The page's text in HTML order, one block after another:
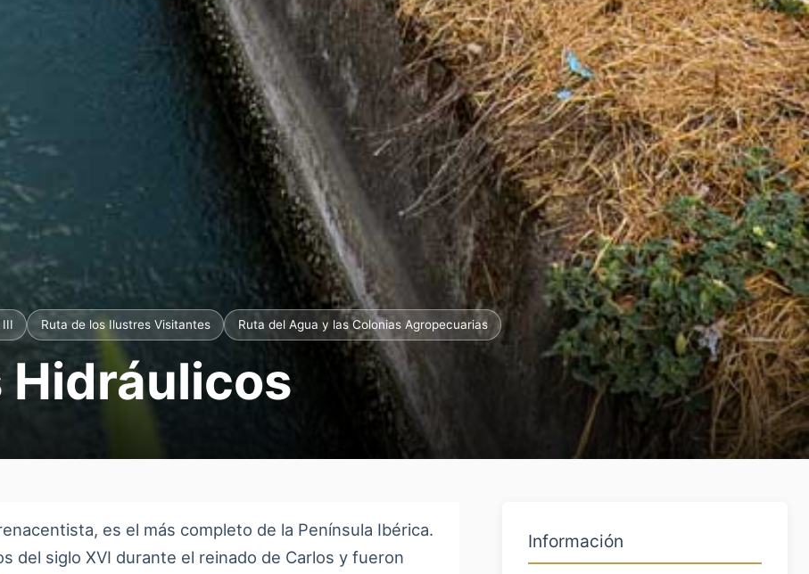
Ruta de los Ilustres Visitantes Ruta del Agua y las Colonias Agropecuarias
Hidráulicos
es el más completo de la Península Ibérica.
del siglo XVI durante el reinado de Carlos y fueron
Información